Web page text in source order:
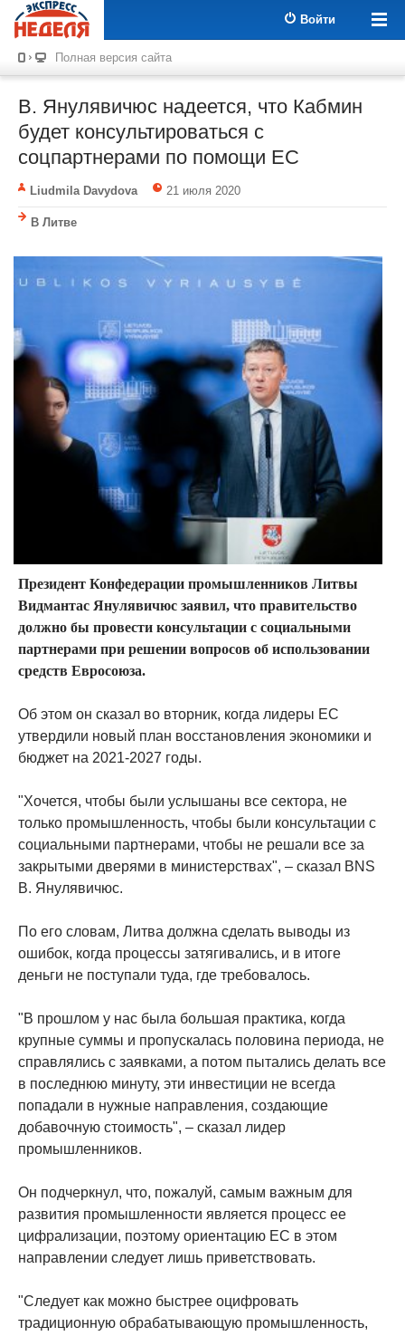
Войти
Полная версия сайта
В. Янулявичюс надеется, что Кабмин
будет консультироваться с
соцпартнерами по помощи ЕС
Liudmila Davydova 21 июля 2020
В Литве
Президент Конфедерации промышленников Литвы
Видмантас Янулявичюс заявил, что правительство
должно бы провести консультации с социальными
партнерами при решении вопросов об использовании
средств Евросоюза.
Об этом он сказал во вторник, когда лидеры ЕС
утвердили новый план восстановления экономики и
бюджет на 2021-2027 годы.
"Хочется, чтобы были услышаны все сектора, не
только промышленность, чтобы были консультации с
социальными партнерами, чтобы не решали все за
закрытыми дверями в министерствах", – сказал BNS
В. Янулявичюс.
По его словам, Литва должна сделать выводы из
ошибок, когда процессы затягивались, и в итоге
деньги не поступали туда, где требовалось.
"В прошлом у нас была большая практика, когда
крупные суммы и пропускалась половина периода, не
справлялись с заявками, а потом пытались делать все
в последнюю минуту, эти инвестиции не всегда
попадали в нужные направления, создающие
добавочную стоимость", – сказал лидер
промышленников.
Он подчеркнул, что, пожалуй, самым важным для
развития промышленности является процесс ее
цифрализации, поэтому ориентацию ЕС в этом
направлении следует лишь приветствовать.
"Следует как можно быстрее оцифровать
традиционную обрабатывающую промышленность,